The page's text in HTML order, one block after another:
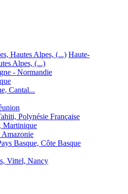
Hautes Alpes, (...) Haute-
Alpes, (...)
- Normandie
Cantal...
Polynésie Française
Martinique
Amazonie
Basque, Côte Basque
Vittel, Nancy